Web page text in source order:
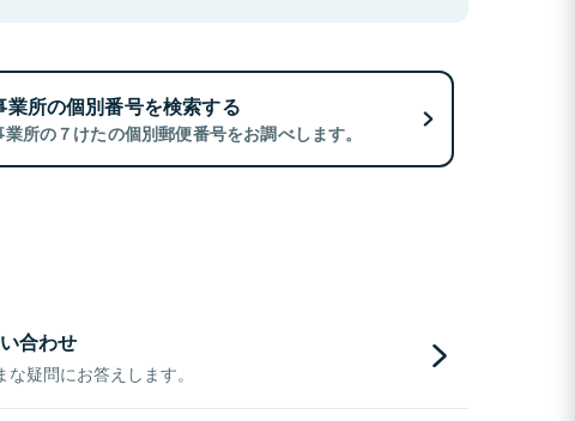
業所の個別番号を検索する
業所の７けたの個別郵便番号をお調べします。
合わせ
疑問にお答えします。